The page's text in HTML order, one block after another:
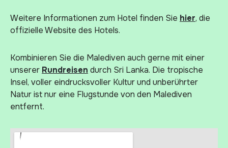
Weitere Informationen zum Hotel finden Sie hier, die
offizielle Website des Hotels.
Kombinieren Sie die Malediven auch gerne mit einer
unserer Rundreisen durch Sri Lanka. Die tropische
Insel, voller eindrucksvoller Kultur und unberührter
Natur ist nur eine Flugstunde von den Malediven
entfernt.